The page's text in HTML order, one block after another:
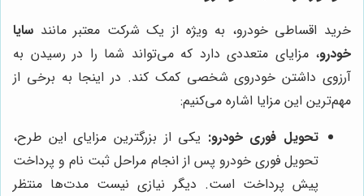
خرید اقساطی خودرو، به ویژه از یک شرکت معتبر مانند سایا
خودرو، مزایای متعددی دارد که می‌تواند شما را در رسیدن به
آرزوی داشتن خودروی شخصی کمک کند. در اینجا به برخی از
مهم‌ترین این مزایا اشاره می‌کنیم:
تحویل فوری خودرو: یکی از بزرگترین مزایای این طرح،
تحویل فوری خودرو پس از انجام مراحل ثبت نام و پرداخت
پیش پرداخت است. دیگر نیازی نیست مدت‌ها منتظر